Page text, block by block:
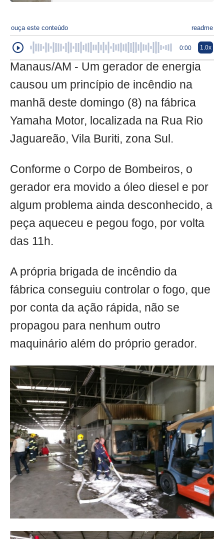
ouça este conteúdo readme
0:00 1.0x
Manaus/AM - Um gerador de energia
causou um princípio de incêndio na
manhã deste domingo (8) na fábrica
Yamaha Motor, localizada na Rua Rio
Jaguareão, Vila Buriti, zona Sul.
Conforme o Corpo de Bombeiros, o
gerador era movido a óleo diesel e por
algum problema ainda desconhecido, a
peça aqueceu e pegou fogo, por volta
das 11h.
A própria brigada de incêndio da
fábrica conseguiu controlar o fogo, que
por conta da ação rápida, não se
propagou para nenhum outro
maquinário além do próprio gerador.